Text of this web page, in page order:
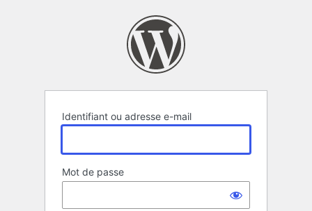
Identifiant ou adresse e-mail
Mot de passe